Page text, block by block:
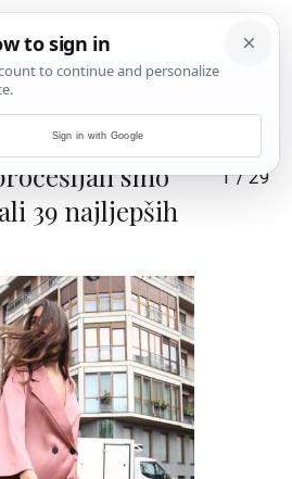
smo
39 najljepših
1/29
Sign in with Google